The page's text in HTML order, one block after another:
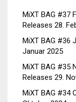
MiXT BAG #37
Releases 28.
MiXT BAG #36
Januar 2025
MiXT BAG #35
Releases 29.
MiXT BAG #34